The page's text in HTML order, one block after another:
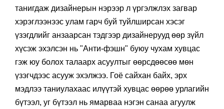
танигдаж дизайнерын нэрээр л үргэлжлэх загвар
хэрэглээнээс улам гарч буй туйлширсан хэсэг
үзэгдлийг анзаарсан тэдгээр дизайнерууд өөр зүйл
хүсэж эхэлсэн нь "Анти-фэшн" буюу чухам хувцас
гэж юу болох талаарх асуултыг өөрсдөөсөө мөн
үзэгчдээс асууж эхэлжээ. Гоё сайхан байх, эрх
мэдлээ таниулахаас илүүтэй хувцас өөрөө урлагийн
бүтээл, уг бүтээл нь ямарваа нэгэн санаа агуулж